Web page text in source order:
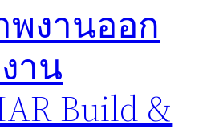
พงานออก
าน
Build &